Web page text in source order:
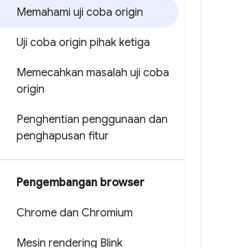
Memahami uji coba origin
Uji coba origin pihak ketiga
Memecahkan masalah uji coba
origin
Penghentian penggunaan dan
penghapusan fitur
Pengembangan browser
Chrome dan Chromium
Mesin rendering Blink